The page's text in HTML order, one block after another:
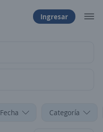
Ingresar
Fecha Categoría